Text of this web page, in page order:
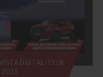
DIGITAL/13 DE
2025